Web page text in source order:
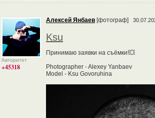
Авторитет
+45318
Алексей Янбаев [фотограф]
Ksu
Принимаю заявки на съёмки!💥
Photographer - Alexey Yanbaev
Model - Ksu Govoruhina